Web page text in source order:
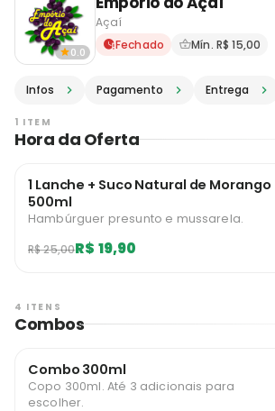
0.0
Açaí
Delivery em
Fechado Mín. R$ 15,00
Infos Pagamento Entrega
1 ITEM
Hora da Oferta
1 Lanche + Suco Natural de Morango
500ml
Hambúrguer presunto e mussarela.
R$ 25,00R$ 19,90
4 ITENS
Combos
Combo 300ml
Copo 300ml. Até 3 adicionais para
escolher.